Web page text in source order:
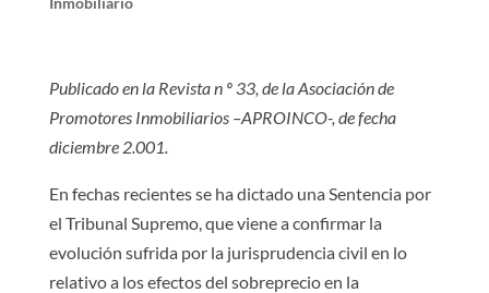
Publicado en la Revista n º 33, de la Asociación de
Promotores Inmobiliarios –APROINCO-, de fecha
diciembre 2.001.
En fechas recientes se ha dictado una Sentencia por
el Tribunal Supremo, que viene a confirmar la
evolución sufrida por la jurisprudencia civil en lo
relativo a los efectos del sobreprecio en la